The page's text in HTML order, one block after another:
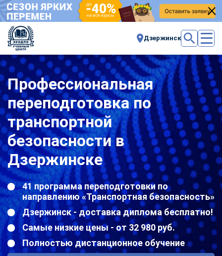
Дзержинск
Профессиональная
переподготовка по
транспортной
безопасности в
Дзержинске
41 программа переподготовки по
направлению «Транспортная безопасность»
Дзержинск - доставка диплома бесплатно!
Самые низкие цены - от 32 980 руб.
Полностью дистанционное обучение